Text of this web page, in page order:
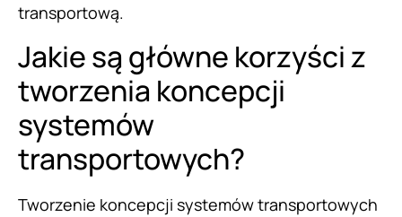
transportową.
Jakie są główne korzyści z
tworzenia koncepcji
systemów
transportowych?
Tworzenie koncepcji systemów transportowych